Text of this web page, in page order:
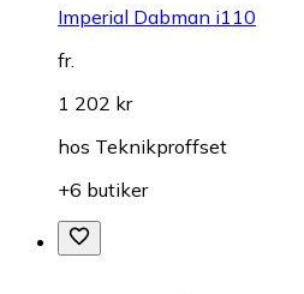
Imperial Dabman i110
fr.
1 202 kr
hos Teknikproffset
+6 butiker